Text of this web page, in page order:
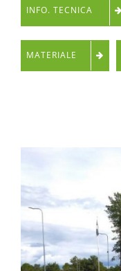
INFO. TECNICA
MATERIALE